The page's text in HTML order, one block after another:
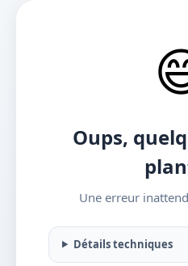
Oups,
Une erreur
Détails techniques